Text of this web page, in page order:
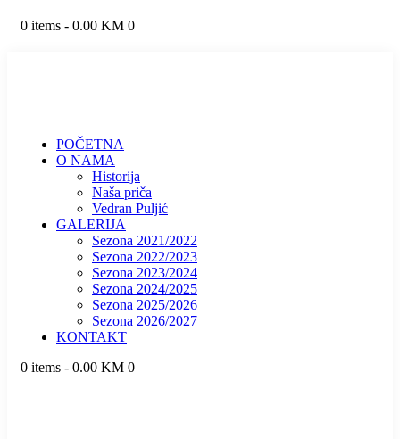
0 items - 0.00 KM 0
POČETNA
O NAMA
Historija
Naša priča
Vedran Puljić
GALERIJA
Sezona 2021/2022
Sezona 2022/2023
Sezona 2023/2024
Sezona 2024/2025
Sezona 2025/2026
Sezona 2026/2027
KONTAKT
0 items - 0.00 KM 0